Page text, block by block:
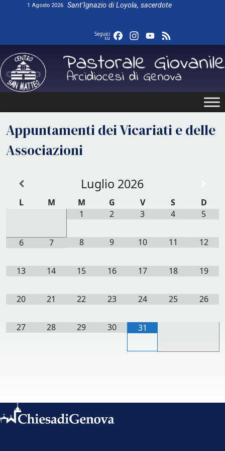
1 Agosto 2026 Sant’Ignazio di Loyola, sacerdote
Seguici
su FacebookInstagram
YouTube
Appuntamenti dei Vicariati e delle
Associazioni
Luglio 2026
L M M G V S
D
1
2 3 4 5
6 7 8 9 10 11 12
13 14 15 16 17 18 19
20 21 22 23 24 25 26
27 28 29 30 31